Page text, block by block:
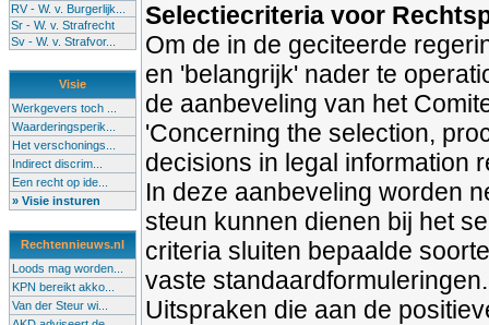
RV - W. v. Burgerlijk...
Sr - W. v. Strafrecht
Sv - W. v. Strafvor...
Visie
Werkgevers toch ...
Waarderingsperik...
Het verschonings...
Indirect discrim...
Een recht op ide...
» Visie insturen
Rechtennieuws.nl
Loods mag worden...
KPN bereikt akko...
Van der Steur wi...
Selectiecriteria voor
Om de in de geciteerde
en 'belangrijk' nader te
de aanbeveling van het
'Concerning the selection,
decisions in legal information
In deze aanbeveling worden
steun kunnen dienen bij het
criteria sluiten bepaalde
vaste standaardformuleringen.
Uitspraken die aan de